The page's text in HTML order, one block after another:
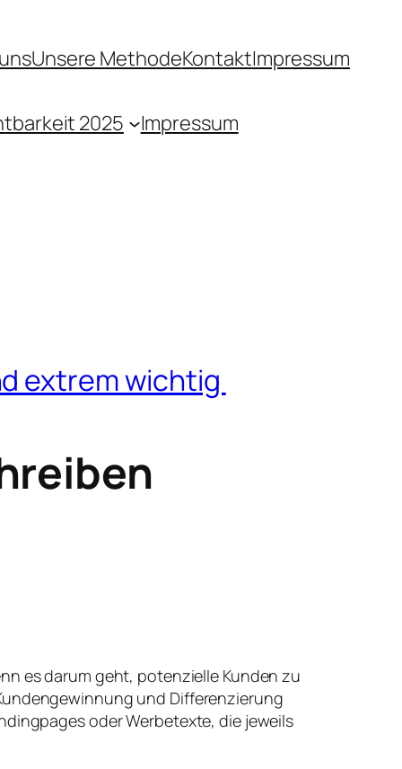
Unsere MethodeKontaktImpressum
2025 Impressum
extrem wichtig
es darum geht, potenzielle Kunden zu
und Differenzierung
oder Werbetexte, die jeweils